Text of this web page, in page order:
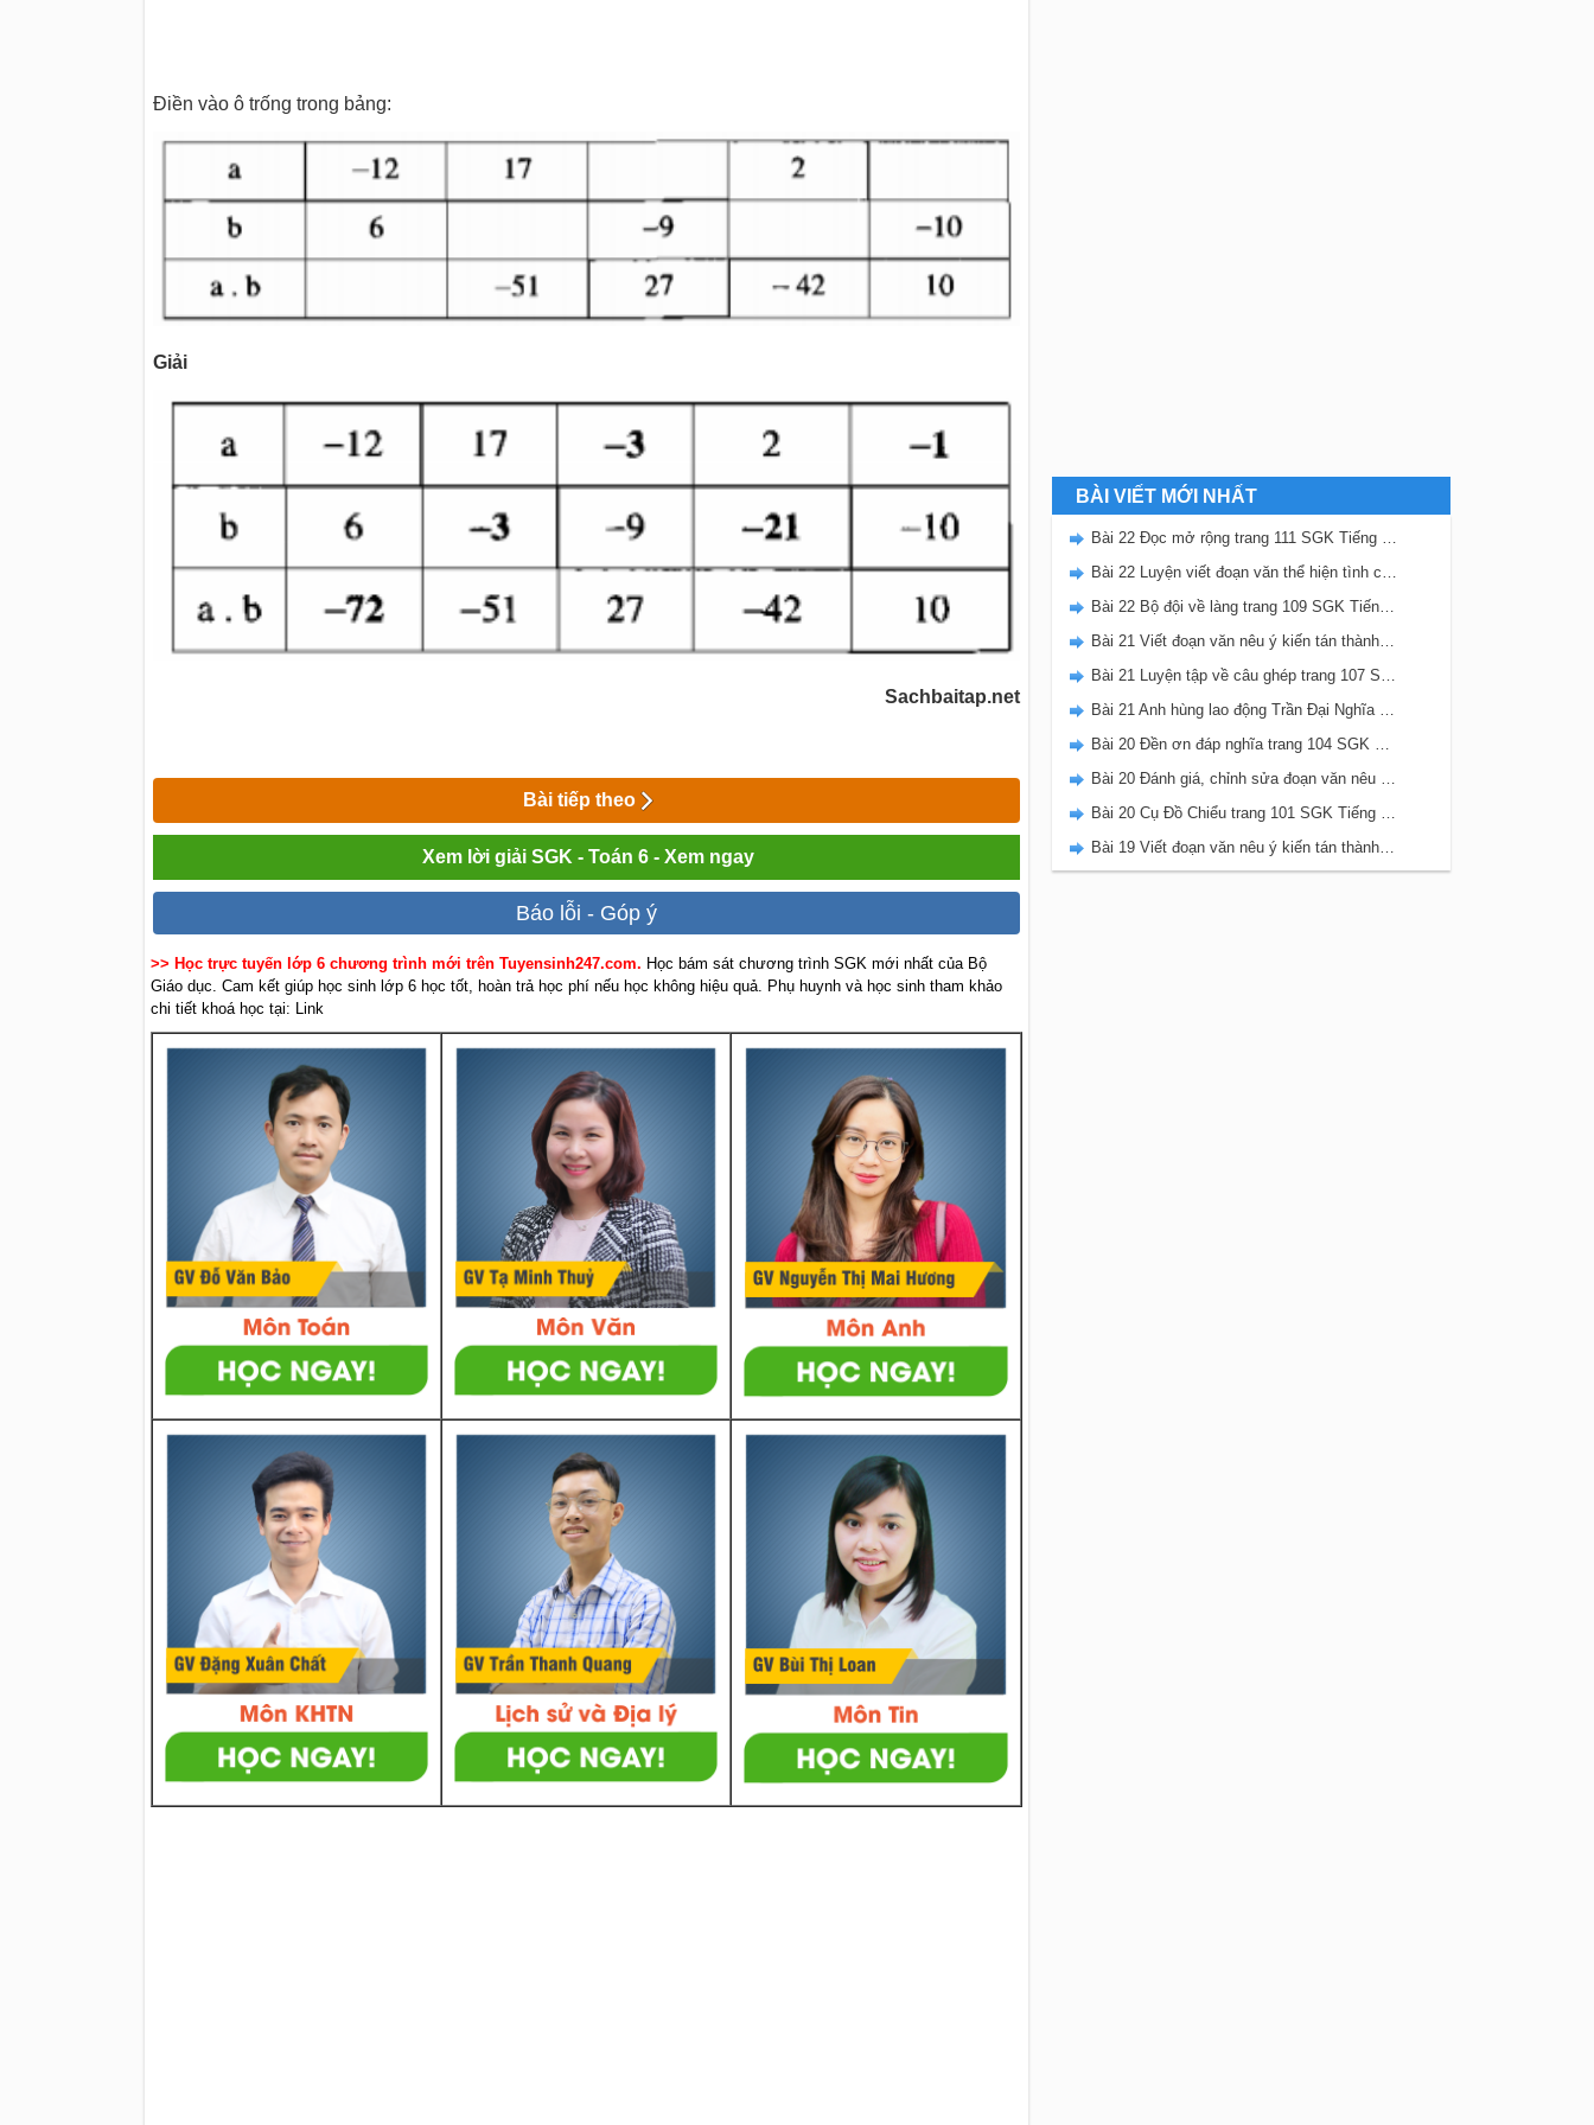
Điền vào ô trống trong bảng:
Giải
Sachbaitap.net
Bài tiếp theo
Xem lời giải SGK - Toán 6 - Xem ngay
Báo lỗi - Góp ý
>> Học trực tuyến lớp 6 chương trình mới trên Tuyensinh247.com. Học bám sát chương trình SGK mới nhất của Bộ
Giáo dục. Cam kết giúp học sinh lớp 6 học tốt, hoàn trả học phí nếu học không hiệu quả. Phụ huynh và học sinh tham khảo
chi tiết khoá học tại: Link
BÀI VIẾT MỚI NHẤT
Bài 22 Đọc mở rộng trang 111 SGK Tiếng Việt 5 Kết nối tri thức tập 2
Bài 22 Luyện viết đoạn văn thể hiện tình cảm, cảm xúc về một sự việc trang 111 SGK Tiếng Việt 5 Kết nối tri thức tập 2
Bài 22 Bộ đội về làng trang 109 SGK Tiếng Việt 5 Kết nối tri thức tập 2
Bài 21 Viết đoạn văn nêu ý kiến tán thành một sự việc, hiện tượng (Bài viết số 2) trang 108 SGK Tiếng Việt 5 Kết nối tri thức tập 2
Bài 21 Luyện tập về câu ghép trang 107 SGK Tiếng Việt 5 Kết nối tri thức tập 2
Bài 21 Anh hùng lao động Trần Đại Nghĩa trang 106 SGK Tiếng Việt 5 Kết nối tri thức tập 2
Bài 20 Đền ơn đáp nghĩa trang 104 SGK Tiếng Việt 5 Kết nối tri thức tập 2
Bài 20 Đánh giá, chỉnh sửa đoạn văn nêu ý kiến tán thành một sự vật, hiện tượng trang 103 SGK Tiếng Việt 5 Kết nối tri thức tập 2
Bài 20 Cụ Đồ Chiểu trang 101 SGK Tiếng Việt 5 Kết nối tri thức tập 2
Bài 19 Viết đoạn văn nêu ý kiến tán thành một sự việc, hiện tượng (Bài viết số 1) trang 100 SGK Tiếng Việt 5 Kết nối tri thức tập 2